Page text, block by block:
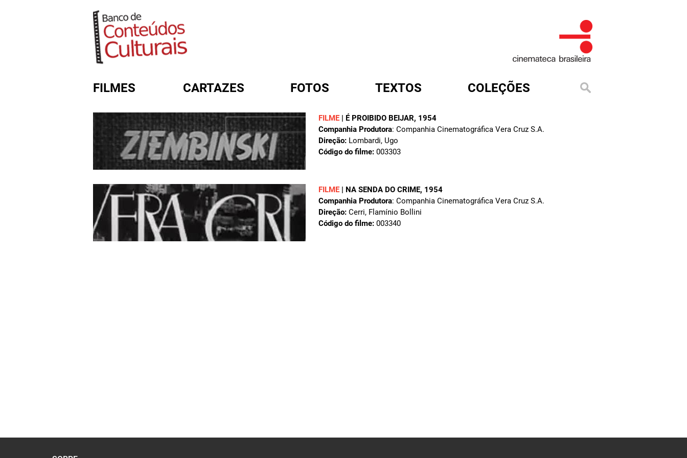
FILMES CARTAZES FOTOS TEXTOS COLEÇÕES
FILME | É PROIBIDO BEIJAR, 1954
Companhia Produtora: Companhia Cinematográfica Vera Cruz S.A.
Direção: Lombardi, Ugo
Código do filme: 003303
FILME | NA SENDA DO CRIME, 1954
Companhia Produtora: Companhia Cinematográfica Vera Cruz S.A.
Direção: Cerri, Flamínio Bollini
Código do filme: 003340
FORMULÁRIO DE BUSCA